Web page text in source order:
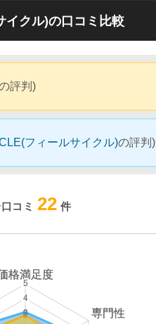
イクル)の口コミ比較
評判)
フィールサイクル)の評判)
コミ 22 件